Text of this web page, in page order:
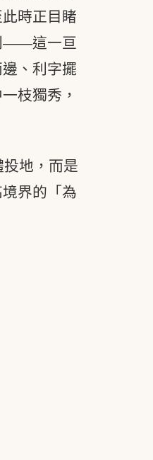
時正目睹
——這一亘
、利字擺
枝獨秀，
地，而是
界的「為